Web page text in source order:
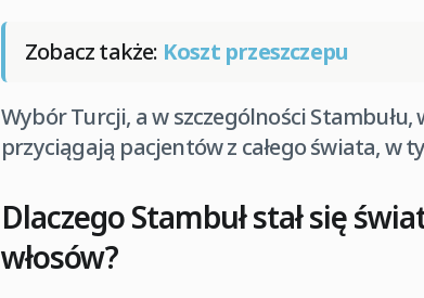
Zobacz także: Koszt przeszczepu
Wybór Turcji, a w szczególności
przyciągają pacjentów z całego świata, w
Dlaczego Stambuł stał się
włosów?